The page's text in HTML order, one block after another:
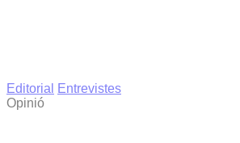
Editorial
Entrevistes
Opinió